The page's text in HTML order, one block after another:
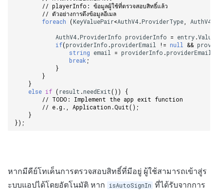
// playerInfo: ข้อมูลผู้ใช้ที่ตรวจสอบสิทธิ์แล้ว
// ตัวอย่างการดึงข้อมูลอีเมล
foreach (KeyValuePair<AuthV4.ProviderType AuthV4
AuthV4.ProviderInfo providerInfo = entry.Value
if(providerInfo .providerEmail != null &&
string email = providerInfo .providerEmail
break ;
}
}
}
else if (result .needExit())
{
// TODO: Implement the app exit function
// e.g., Application.Quit();
}
});
หากมีคีย์โทเค็นการตรวจสอบสิทธิ์ที่มีอยู่ ผู้ใช้สามารถเข้าสู่ร
ะบบแอปได้โดยอัตโนมัติ หาก
isAutoSignIn ที่ได้รับจากการ